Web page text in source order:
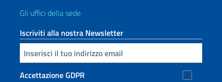
Gli uffici della sede
Iscriviti alla nostra Newsletter
Inserisci la tua email
Accettazione GDPR